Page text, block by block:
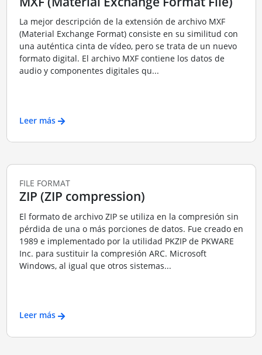
La mejor descripción de la extensión de archivo MXF
(Material Exchange Format) consiste en su similitud con
una auténtica cinta de vídeo, pero se trata de un nuevo
formato digital. El archivo MXF contiene los datos de
audio y componentes digitales qu...
Leer más
FILE FORMAT
ZIP (ZIP compression)
El formato de archivo ZIP se utiliza en la compresión sin
pérdida de una o más porciones de datos. Fue creado en
1989 e implementado por la utilidad PKZIP de PKWARE
Inc. para sustituir la compresión ARC. Microsoft
Windows, al igual que otros sistemas...
Leer más